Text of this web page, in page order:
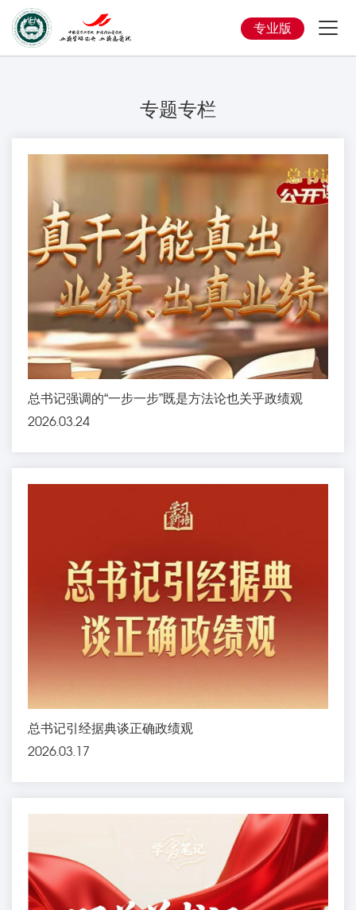
专业版
专题专栏
总书记强调的“一步一步”既是方法论也关乎政绩观
2026.03.24
总书记引经据典谈正确政绩观
2026.03.17